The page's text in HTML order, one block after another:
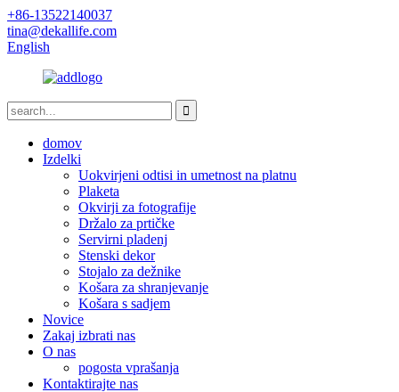
+86-13522140037
tina@dekallife.com
English
domov
Izdelki
Uokvirjeni odtisi in umetnost na platnu
Plaketa
Okvirji za fotografije
Držalo za prtičke
Servirni pladenj
Stenski dekor
Stojalo za dežnike
Košara za shranjevanje
Košara s sadjem
Novice
Zakaj izbrati nas
O nas
pogosta vprašanja
Kontaktirajte nas